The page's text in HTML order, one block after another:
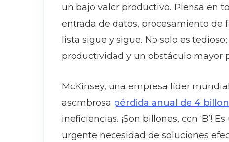
un bajo valor productivo. Piensa en
entrada de datos, procesamiento de
lista sigue y sigue. No solo es
productividad y un obstáculo mayor
McKinsey, una empresa líder
asombrosa pérdida anual de 4
ineficiencias. ¡Son billones, con ‘B’!
urgente necesidad de soluciones